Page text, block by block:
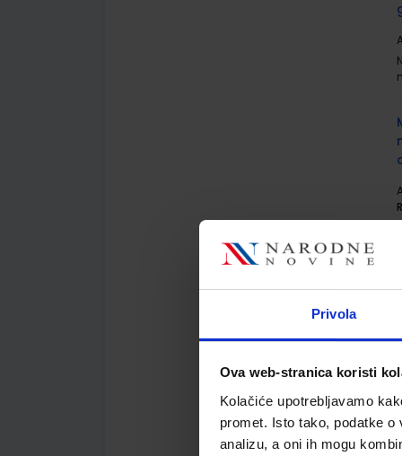
Privola
Ova web-stranica koristi
Kolačiće upotrebljavamo
promet. Isto tako, podatke
analizu, a oni ih mogu